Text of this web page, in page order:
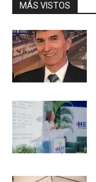
MÁS VISTOS